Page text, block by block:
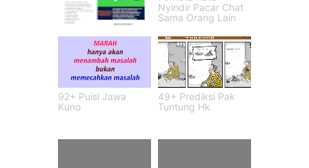
22+ Tts Islami Dan
Jawabannya
Nyindir Pacar Chat
Sama Orang Lain
92+ Puisi Jawa
Kuno
49+ Prediksi Pak
Tuntung Hk